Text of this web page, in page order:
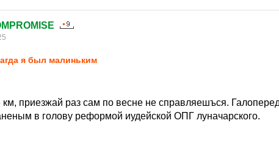
я был малиньким
км, приезжай раз сам по весне не справляешъся.
в голову реформой иудейской ОПГ луначарского.